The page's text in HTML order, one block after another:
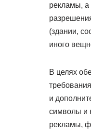
рекламы, а
(здании,
иного
В целях
и
символы и
рекламы,